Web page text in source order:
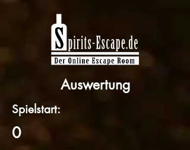
Auswertung
Spielstart:
0